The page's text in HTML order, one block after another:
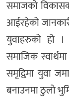
समाजको
आईरहेको
युवाहरुको हो ।
समाजिक
समृद्विमा युवा
बनाउनमा ठुलो